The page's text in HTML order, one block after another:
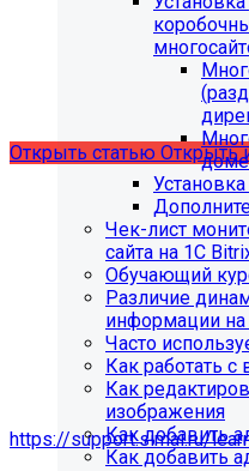
будет
MySql версии ниже 8.0.0.
Открыть статью Открыть
Мы подготовили чек-лист
https://support.simai.ru/
Чек-лист
сайта на 1С
Обучающий
Различие
информации на
Часто
Как работать
Как
изображения
Как добавить
Как добавить